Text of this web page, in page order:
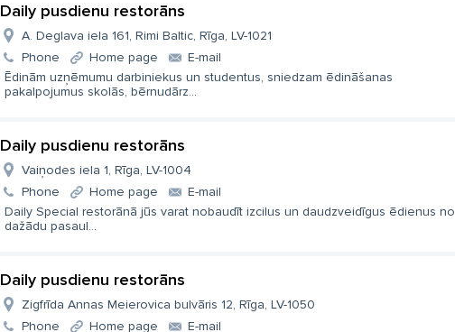
Daily pusdienu restorāns
A. Deglava iela 161, Rimi Baltic, Rīga, LV-1021
Phone
Home page
E-mail
Ēdinām uzņēmumu darbiniekus un studentus, sniedzam ēdināšanas
pakalpojumus skolās, bērnudārz...
Daily pusdienu restorāns
Vaiņodes iela 1, Rīga, LV-1004
Phone
Home page
E-mail
Daily Special restorānā jūs varat nobaudīt izcilus un daudzveidīgus ēdienus no
dažādu pasaul...
Daily pusdienu restorāns
Zigfrīda Annas Meierovica bulvāris 12, Rīga, LV-1050
Phone
Home page
E-mail